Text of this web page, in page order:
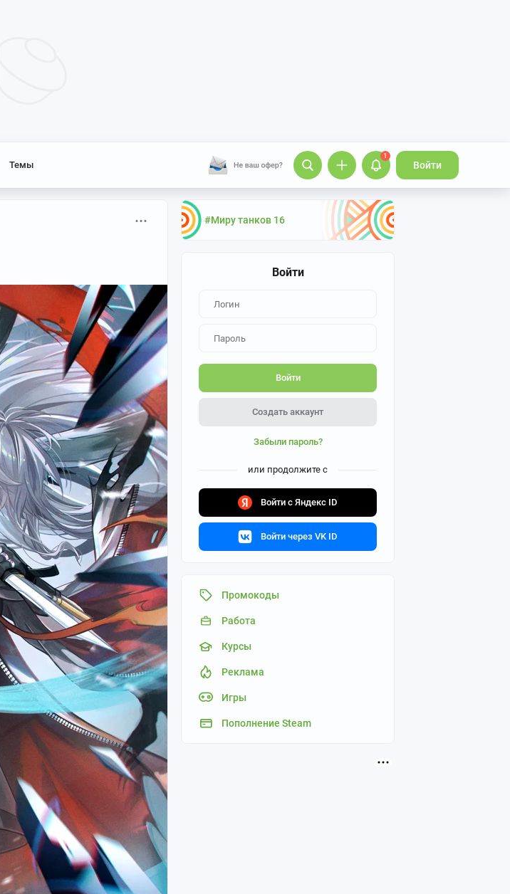
Темы
1
Войти
#Миру танков 16
Войти
Войти
Создать аккаунт
Забыли пароль?
или продолжите с
Войти с Яндекс ID
Войти через VK ID
Промокоды
Работа
Курсы
Реклама
Игры
Пополнение Steam